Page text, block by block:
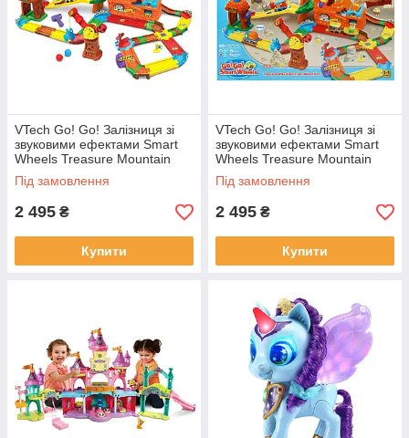
VTech Go! Go! Залізниця зі
звуковими ефектами Smart
Wheels Treasure Mountain
Train Adventure
Під замовлення
2 495 ₴
Купити
VTech Go! Go! Залізниця зі
звуковими ефектами Smart
Wheels Treasure Mountain
Train Adventure
Під замовлення
2 495 ₴
Купити